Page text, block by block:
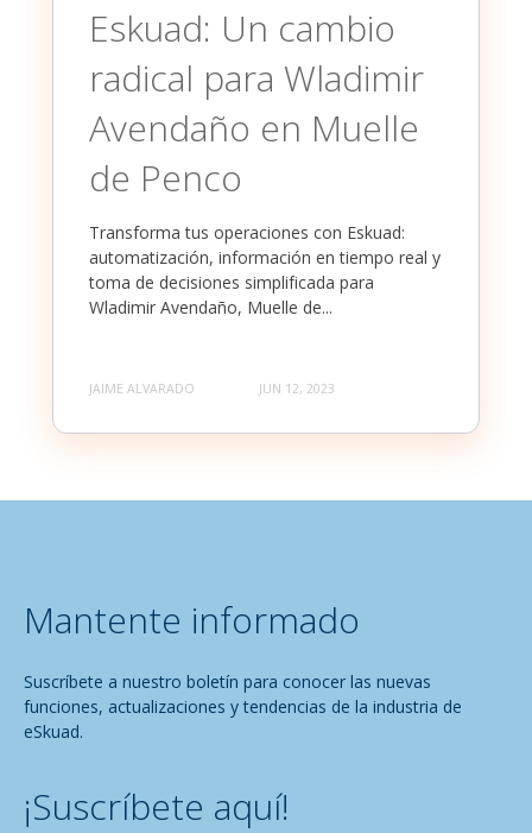
Eskuad: Un cambio
radical para Wladimir
Avendaño en Muelle
de Penco
Transforma tus operaciones con Eskuad:
automatización, información en tiempo real y
toma de decisiones simplificada para
Wladimir Avendaño, Muelle de...
JAIME ALVARADO JUN 12, 2023
Mantente informado
Suscríbete a nuestro boletín para conocer las nuevas
funciones, actualizaciones y tendencias de la industria de
eSkuad.
¡Suscríbete aquí!